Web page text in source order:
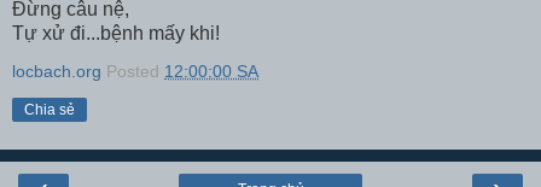
Đừng câu nệ,
Tự xử đi...bệnh mấy khi!
locbach.org Posted 12:00:00 SA
Chia sẻ